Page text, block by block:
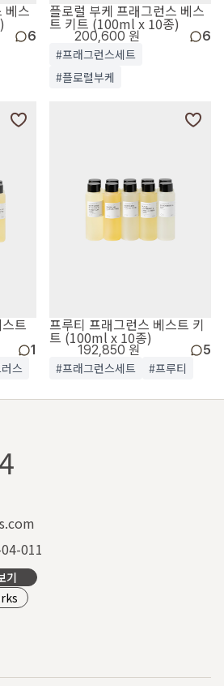
베스
6
플로럴 부케 프래그런스 베스
트 키트 (100ml x 10종)
200,600 원 6
#프래그런스세트
#플로럴부케
트
1
스
프루티 프래그런스 베스트 키
트 (100ml x 10종)
192,850 원 5
#프래그런스세트 #프루티
011
기